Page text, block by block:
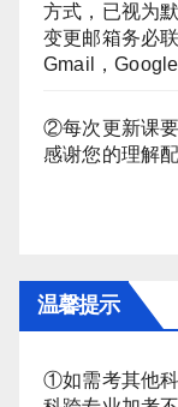
方式，已视为
变更邮箱务必
Gmail，
②每次更新课要
感谢您的理解
温馨提示
①如需考其他